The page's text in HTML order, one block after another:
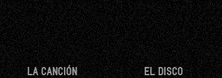
LA CANCIÓN EL DISCO